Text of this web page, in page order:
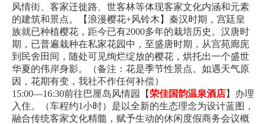
风情街、客家迁徙路、世客林等体现客家文化内涵和元素
的建筑和景点。【浪漫樱花+风铃木】秦汉时期，宫廷皇
族就已种植樱花，距今已有2000多年的栽培历史。汉唐时
期，已普遍栽种在私家花园中，至盛唐时期，从宫苑廊庑
到民舍田间，随处可见绚烂绽放的樱花，烘托出一个盛世
华夏的伟岸身影。（备注：花是季节性景点。如遇天气原
因，花期有变，我社不作任何补偿）
15:00—16:30前往巴厘岛风情园【荣佳国韵温泉酒店】办理
入住。（车程约1小时）是以全新的生态理念为设计蓝图，
融合传统客家文化精髓，赋予生动的休闲度假商务会议概